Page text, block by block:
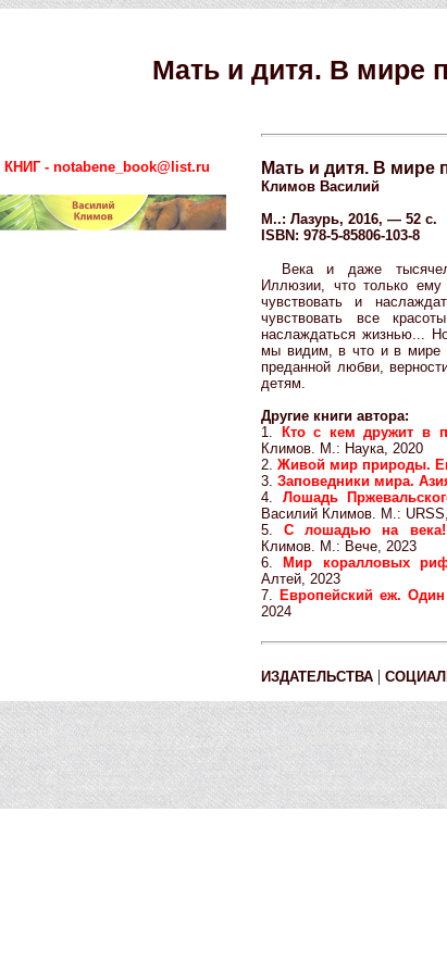
Мать и дитя. В мире
- notabene_book@list.ru Мать и дитя. В мире
Климов Василий
М..: Лазурь, 2016, — 52 с.
ISBN: 978-5-85806-103-8
Века и даже
Иллюзии, что только
чувствовать и
чувствовать все
наслаждаться жизнью...
мы видим, в что и в мире
преданной любви,
детям.
Другие книги автора:
1.
Кто с кем дружит в
Климов. М.: Наука, 2020
2. Живой мир природы.
3. Заповедники мира.
4. Лошадь
Василий Климов. М.:
5.С лошадью на века!
Климов. М.: Вече, 2023
6.
Мир коралловых
Алтей, 2023
7. Европейский еж.
2024
ИЗДАТЕЛЬСТВА |